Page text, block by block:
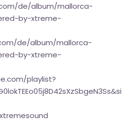
de/album/mallorca-
by-xtreme-
de/album/mallorca-
by-xtreme-
playlist?